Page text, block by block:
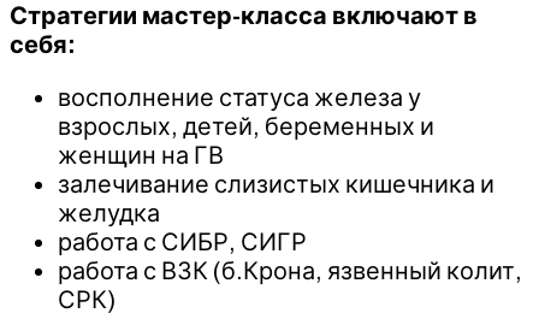
Стратегии мастер-класса включают в
себя:
восполнение статуса железа у
взрослых, детей, беременных и
женщин на ГВ
залечивание слизистых кишечника и
желудка
работа с СИБР, СИГР
работа с ВЗК (б.Крона, язвенный колит,
СРК)